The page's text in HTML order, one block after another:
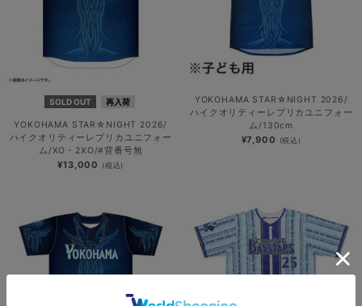
SOLD OUT 再入荷
YOKOHAMA STAR☆NIGHT 2026/
ハイクオリティーレプリカユニフォー
ム/XO・2XO/#背番号無
¥13,000 (税込)
YOKOHAMA STAR☆NIGHT 2026/
ハイクオリティーレプリカユニフォー
ム/130cm
¥7,900 (税込)